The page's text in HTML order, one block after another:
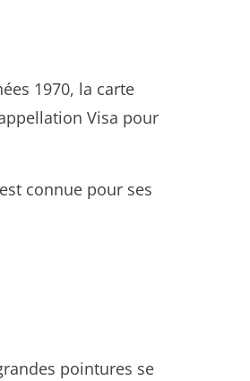
1970, la carte
Visa pour
connue pour ses
pointures se